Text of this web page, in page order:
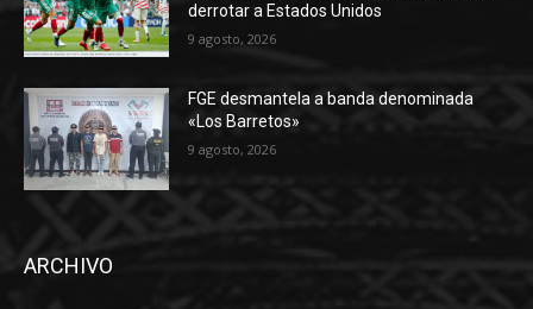
derrotar a Estados Unidos
9 agosto, 2026
FGE desmantela a banda denominada
«Los Barretos»
9 agosto, 2026
ARCHIVO